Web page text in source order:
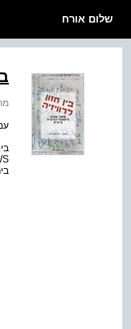
שלום אורח